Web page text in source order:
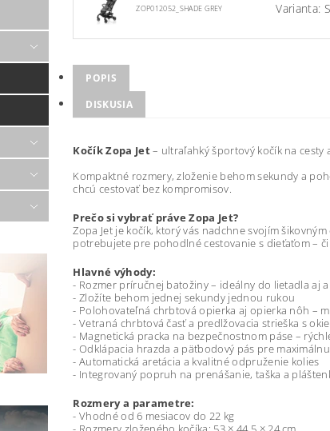
ZOP012052_SHADE GREY Varianta:
POPIS
DISKUSIA
Kočík Zopa Jet– ultraľahký športový kočík na cesty
Kompaktné rozmery, zloženie behom sekundy a
chcú cestovať bez kompromisov.
Prečo si vybrať práve Zopa Jet?
Zopa Jet je kočík, ktorý vás nadchne svojím
potrebujete pre pohodlné cestovanie s dieťaťom –
Hlavné výhody:
- Rozmer príručnej batožiny – ideálny do lietadla aj
- Zložíte behom jednej sekundy jednou rukou
- Polohovateľná chrbtová opierka aj opierka nôh –
- Vetraná chrbtová časť a predlžovacia strieška s
- Magnetická pracka na bezpečnostnom páse –
- Odklápacia hrazda a päťbodový pás pre
- Automatická aretácia a kvalitné odpruženie kolies
- Integrovaný popruh na prenášanie, taška a
Rozmery a parametre:
- Vhodné od 6 mesiacov do 22 kg